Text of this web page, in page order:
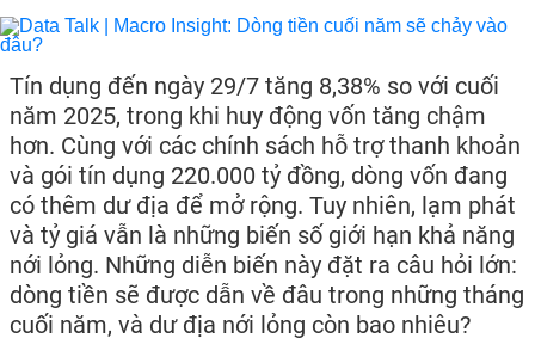
Tín dụng đến ngày 29/7 tăng 8,38% so với cuối
năm 2025, trong khi huy động vốn tăng chậm
hơn. Cùng với các chính sách hỗ trợ thanh khoản
và gói tín dụng 220.000 tỷ đồng, dòng vốn đang
có thêm dư địa để mở rộng. Tuy nhiên, lạm phát
và tỷ giá vẫn là những biến số giới hạn khả năng
nới lỏng. Những diễn biến này đặt ra câu hỏi lớn:
dòng tiền sẽ được dẫn về đâu trong những tháng
cuối năm, và dư địa nới lỏng còn bao nhiêu?